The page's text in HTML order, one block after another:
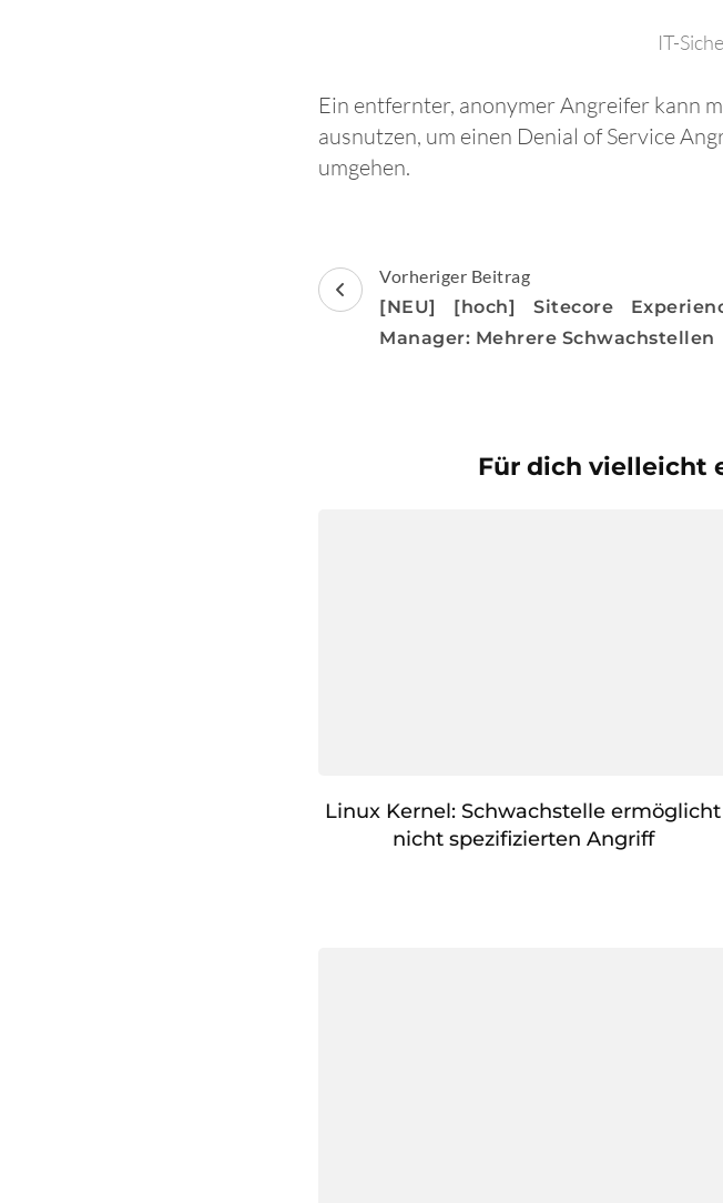
IT-
Ein entfernter, anonymer Angreifer kann
ausnutzen, um einen Denial of Service
umgehen.
Beitragsnavigation
Vorheriger Beitrag
[NEU] [hoch] Sitecore
Manager: Mehrere Schwachstellen
Für dich vielleicht
Linux Kernel: Schwachstelle ermöglicht
nicht spezifizierten Angriff